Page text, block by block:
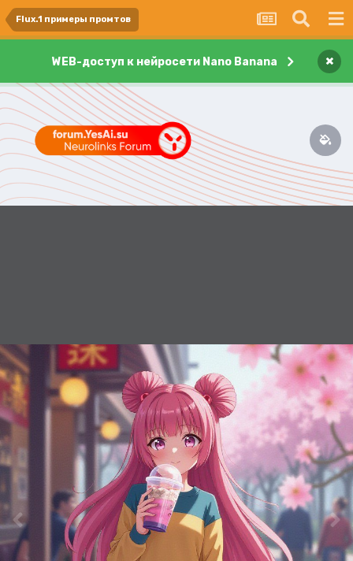
Flux.1 примеры промтов
WEB-доступ к нейросети Nano Banana ×